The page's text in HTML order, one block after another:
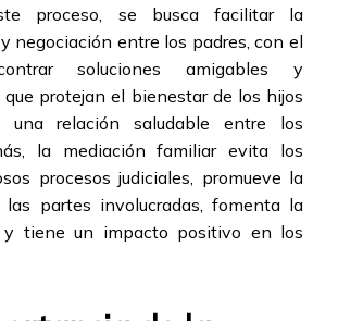
proceso, se busca facilitar la
negociación entre los padres, con el
soluciones amigables y
que protejan el bienestar de los hijos
una relación saludable entre los
la mediación familiar evita los
procesos judiciales, promueve la
las partes involucradas, fomenta la
y tiene un impacto positivo en los